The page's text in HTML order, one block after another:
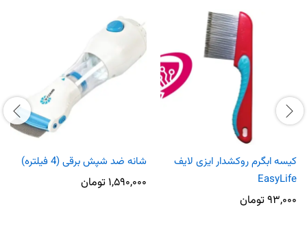
کیسه ابگرم روکشدار ایزی لایف
EasyLife
۹۳,۰۰۰تومان
شانه ضد شپش برقی (4 فیلتره)
۱,۵۹۰,۰۰۰ تومان